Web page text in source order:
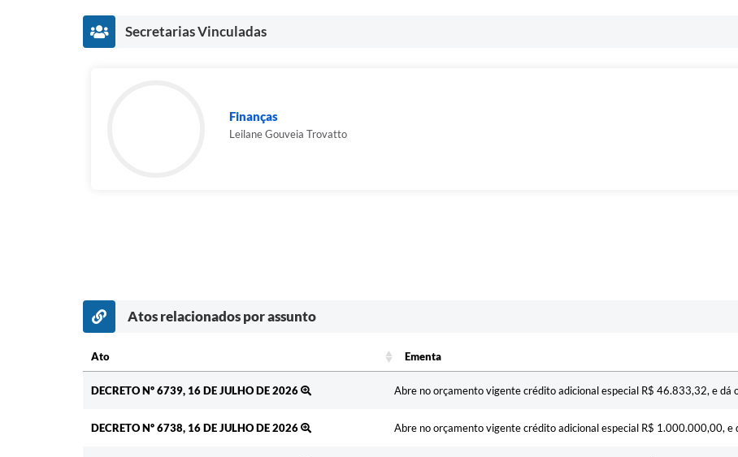
Secretarias Vinculadas
Finanças
Leilane Gouveia Trovatto
Atos relacionados por assunto
Ato Ementa
DECRETO Nº 6739, 16 DE JULHO DE 2026
Abre no orçamento vigente crédito adicional especial R$ 46.833,32, e dá
DECRETO Nº 6738, 16 DE JULHO DE 2026 Abre no orçamento vigente crédito adicional especial R$ 1.000.000,00, e